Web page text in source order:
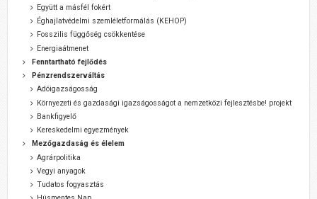
Együtt a másfél fokért
Éghajlatvédelmi szemléletformálás (KEHOP)
Fosszilis függőség csökkentése
Energiaátmenet
Fenntartható fejlődés
Pénzrendszerváltás
Adóigazságosság
Környezeti és gazdasági igazságosságot a nemzetközi fejlesztésbe! projekt
Bankfigyelő
Kereskedelmi egyezmények
Mezőgazdaság és élelem
Agrárpolitika
Vegyi anyagok
Tudatos fogyasztás